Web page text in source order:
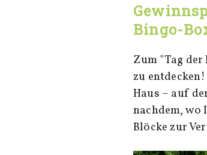
Bingo-
Zum "Tag
zu
Haus – auf
nachdem, wo
Blöcke zur